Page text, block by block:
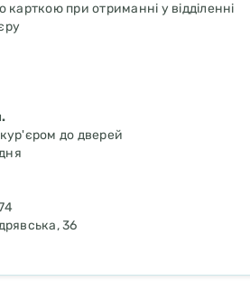
при отриманні у відділенні
до дверей
36